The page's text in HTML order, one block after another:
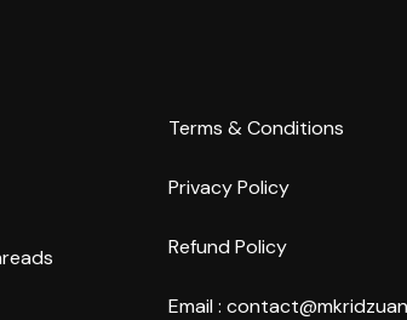
Terms & Conditions
Privacy Policy
Refund Policy
Email :